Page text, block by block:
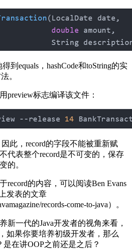
到equals，hashCode和toString的实
。
preview标志编译该文件：
此，record的字段不能被重新赋
代表整个record是不可变的，保存
的。
record的内容，可以阅读Ben Evans
发表的文章
records-come-to-java）。
新一代的Java开发者的视角来看，
如果你要培养初级开发者，那么
在讲OOP之前还是之后？